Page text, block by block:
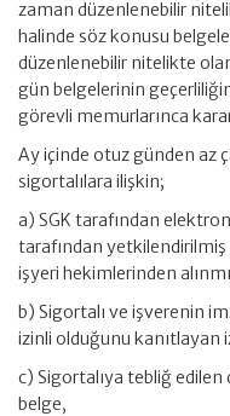
zaman düzenlenebilir
halinde söz konusu
düzenlenebilir nitelikte
gün belgelerinin
görevli memurlarınca
Ay içinde otuz günden az
sigortalılara ilişkin;
a) SGK tarafından
tarafından yetkilendirilmiş
işyeri hekimlerinden
b) Sigortalı ve işverenin
izinli olduğunu kanıtlayan
c) Sigortalıya tebliğ edilen
belge,